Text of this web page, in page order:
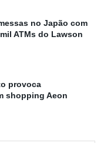
no Japão com
ATMs do Lawson
provoca
shopping Aeon